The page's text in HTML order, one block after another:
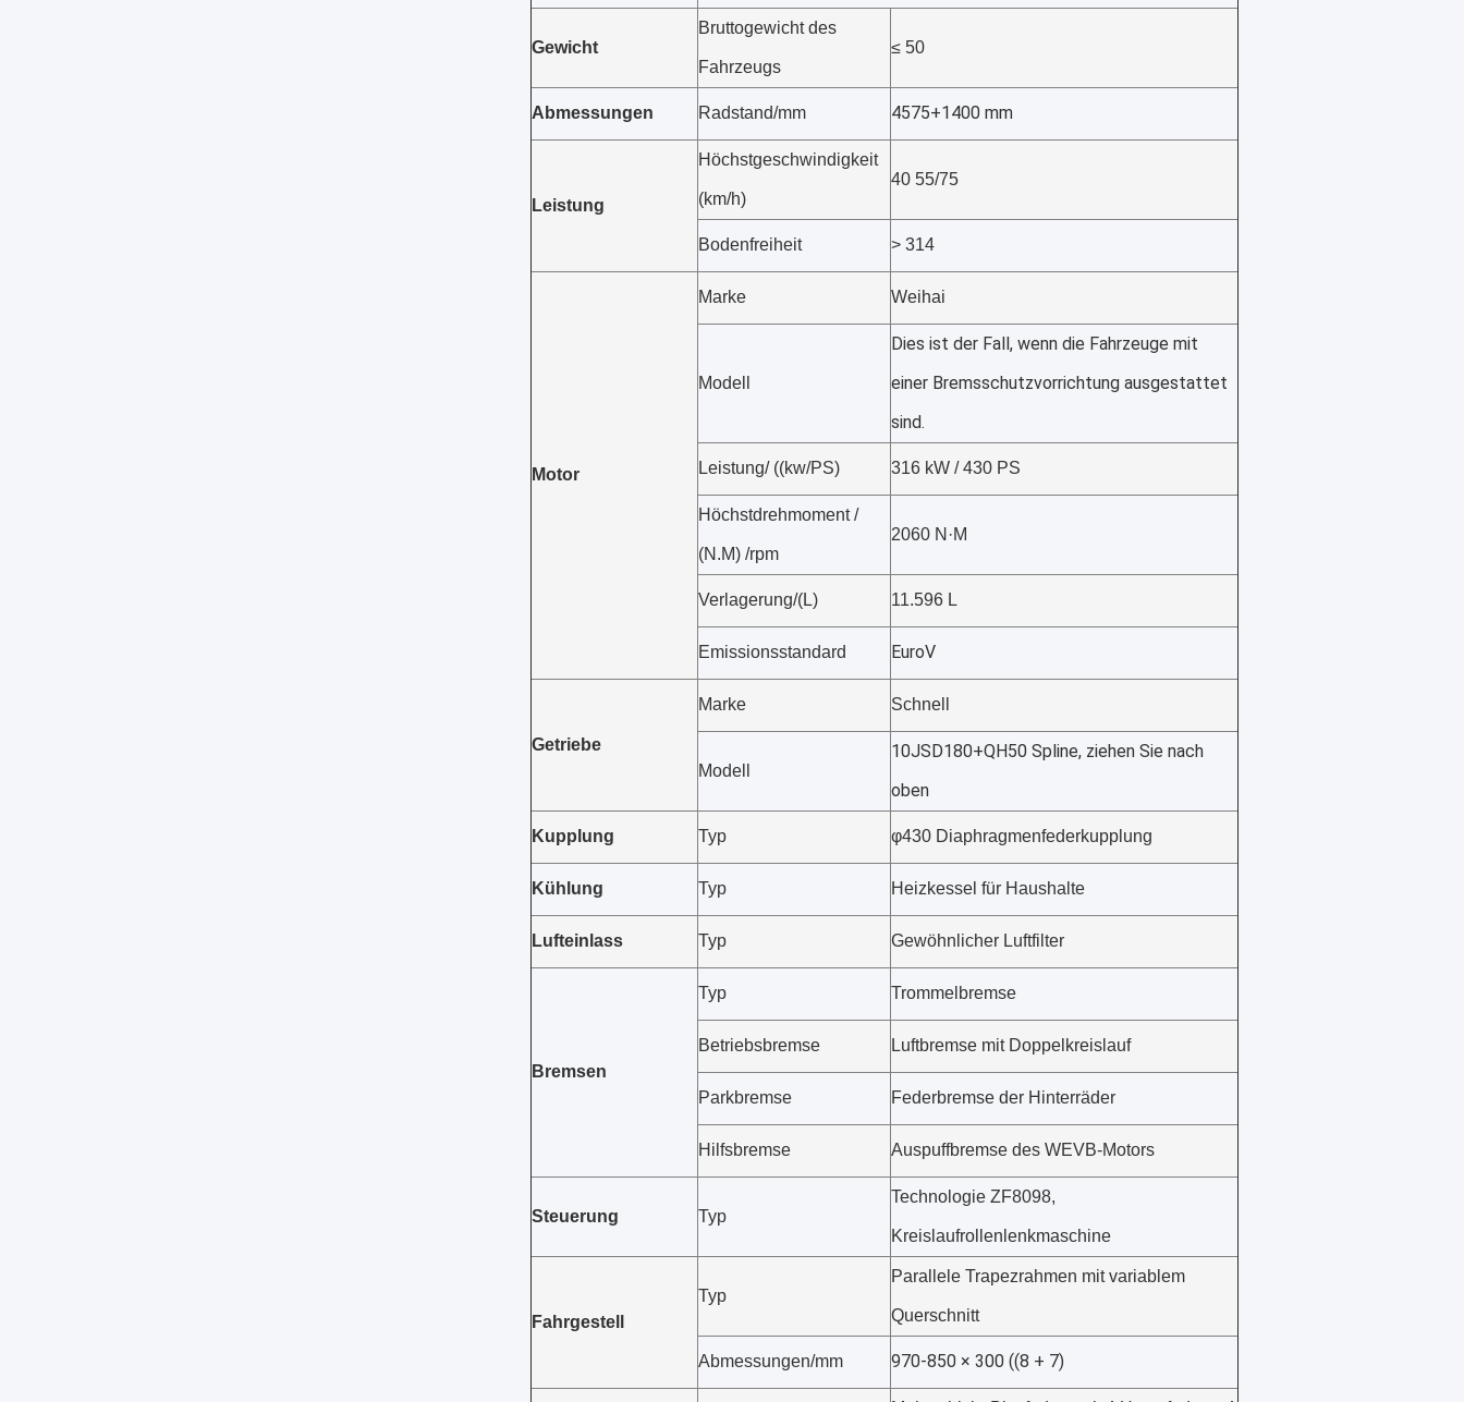
Gewicht
Bruttogewicht des
Fahrzeugs
≤ 50
Abmessungen Radstand/mm 4575+1400 mm
Leistung
Höchstgeschwindigkeit
(km/h)
40 55/75
Bodenfreiheit > 314
Motor
Marke Weihai
Modell
Dies ist der Fall, wenn die Fahrzeuge mit
einer Bremsschutzvorrichtung ausgestattet
sind.
Leistung/ ((kw/PS) 316 kW / 430 PS
Höchstdrehmoment /
(N.M) /rpm
2060 N·M
Verlagerung/(L) 11.596 L
Emissionsstandard EuroV
Getriebe
Marke Schnell
Modell
10JSD180+QH50 Spline, ziehen Sie nach
oben
Kupplung Typ φ430 Diaphragmenfederkupplung
Kühlung Typ Heizkessel für Haushalte
Lufteinlass Typ Gewöhnlicher Luftfilter
Bremsen
Typ Trommelbremse
Betriebsbremse Luftbremse mit Doppelkreislauf
Parkbremse Federbremse der Hinterräder
Hilfsbremse Auspuffbremse des WEVB-Motors
Steuerung Typ
Technologie ZF8098,
Kreislaufrollenlenkmaschine
Fahrgestell
Typ
Parallele Trapezrahmen mit variablem
Querschnitt
Abmessungen/mm 970-850 × 300 ((8 + 7)